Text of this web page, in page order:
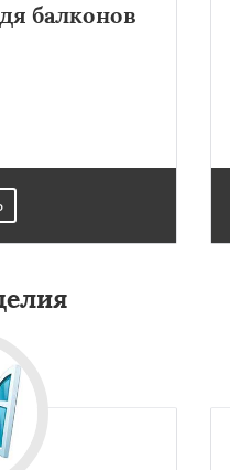
балконов